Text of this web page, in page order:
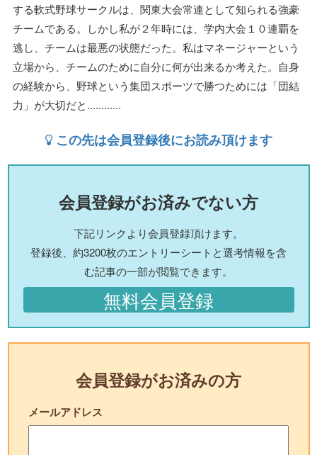
する軟式野球サークルは、関東大会常連として知られる強豪
チームである。しかし私が２年時には、学内大会１０連覇を
逃し、チームは最悪の状態だった。私はマネージャーという
立場から、チームのために自分に何が出来るか考えた。自身
の経験から、野球という集団スポーツで勝つためには「団結
力」が大切だと............
この先は会員登録後にお読み頂けます
会員登録がお済みでない方
下記リンクより会員登録頂けます。
登録後、約3200枚のエントリーシートと選考情報を含
む記事の一部が閲覧できます。
無料会員登録
会員登録がお済みの方
メールアドレス